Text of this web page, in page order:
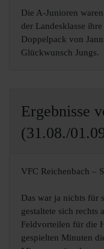
Die A-Junioren
der Landesklasse
Doppelpack von
Glückwunsch Jungs.
Ergebnisse
(31.08./
VFC Reichenbach –
Das war ja nichts für
gestaltete sich rechts
Feldvorteilen für die
gespielten Minuten